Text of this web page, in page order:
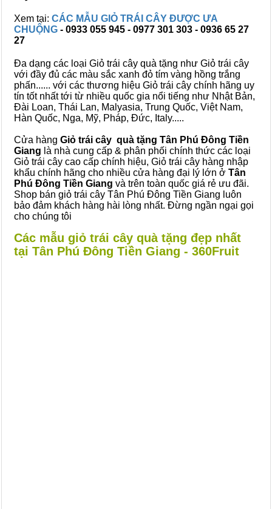
Xem tại: CÁC MẪU GIỎ TRÁI CÂY ĐƯỢC ƯA
CHUỘNG - 0933 055 945 - 0977 301 303 - 0936 65 27
27
Đa dạng các loại Giỏ trái cây quà tặng như Giỏ trái cây
với đầy đủ các màu sắc xanh đỏ tím vàng hồng trắng
phấn...... với các thương hiệu Giỏ trái cây chính hãng uy
tín tốt nhất tới từ nhiều quốc gia nổi tiếng như Nhật Bản,
Đài Loan, Thái Lan, Malyasia, Trung Quốc, Việt Nam,
Hàn Quốc, Nga, Mỹ, Pháp, Đức, Italy.....
Cửa hàng Giỏ trái cây quà tặng Tân Phú Đông Tiền
Giang là nhà cung cấp & phân phối chính thức các loại
Giỏ trái cây cao cấp chính hiệu, Giỏ trái cây hàng nhập
khẩu chính hãng cho nhiều cửa hàng đại lý lớn ở Tân
Phú Đông Tiền Giang và trên toàn quốc giá rẻ ưu đãi.
Shop bán giỏ trái cây Tân Phú Đông Tiền Giang luôn
bảo đảm khách hàng hài lòng nhất. Đừng ngần ngại gọi
cho chúng tôi
Các mẫu giỏ trái cây quà tặng đẹp nhất
tại Tân Phú Đông Tiền Giang - 360Fruit